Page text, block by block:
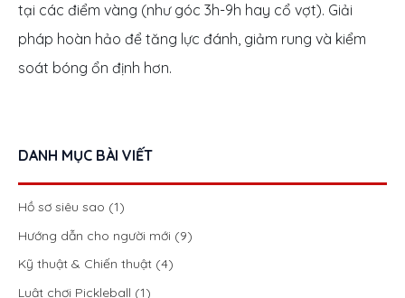
tại các điểm vàng (như góc 3h-9h hay cổ vợt). Giải
pháp hoàn hảo để tăng lực đánh, giảm rung và kiểm
soát bóng ổn định hơn.
DANH MỤC BÀI VIẾT
Hồ sơ siêu sao (1)
Hướng dẫn cho người mới (9)
Kỹ thuật & Chiến thuật (4)
Luật chơi Pickleball (1)